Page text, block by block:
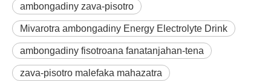
ambongadiny zava-pisotro
Mivarotra ambongadiny Energy Electrolyte Drink
ambongadiny fisotroana fanatanjahan-tena
zava-pisotro malefaka mahazatra